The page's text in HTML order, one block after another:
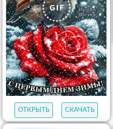
ОТКРЫТЬ СКАЧАТЬ